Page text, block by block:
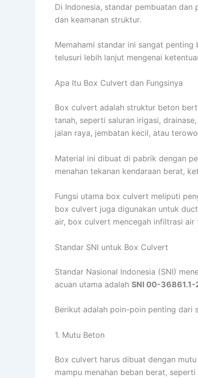
Di Indonesia, standar pembuatan
dan keamanan struktur.
Memahami standar ini sangat
telusuri lebih lanjut mengenai
Apa Itu Box Culvert dan Fungsinya
Box culvert adalah struktur beton
tanah, seperti saluran irigasi,
jalan raya, jembatan kecil, atau
Material ini dibuat di pabrik dengan
menahan tekanan kendaraan berat,
Fungsi utama box culvert meliputi
box culvert juga digunakan untuk
air, box culvert mencegah infiltrasi
Standar SNI untuk Box Culvert
Standar Nasional Indonesia (SNI)
acuan utama adalah SNI 00-
Berikut adalah poin-poin penting dari
1. Mutu Beton
Box culvert harus dibuat dengan
mampu menahan beban berat,